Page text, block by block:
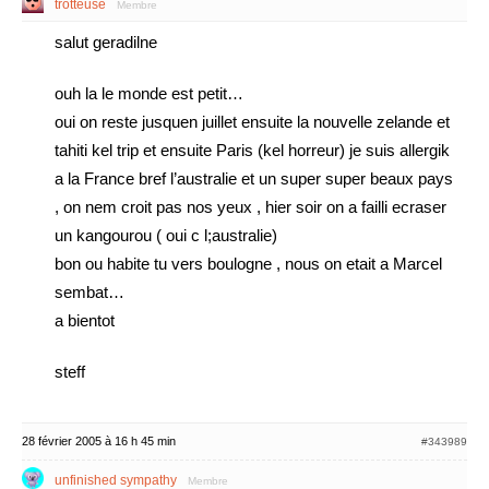
trotteuse Membre
salut geradilne
ouh la le monde est petit…
oui on reste jusquen juillet ensuite la nouvelle zelande et
tahiti kel trip et ensuite Paris (kel horreur) je suis allergik
a la France bref l’australie et un super super beaux pays
, on nem croit pas nos yeux , hier soir on a failli ecraser
un kangourou ( oui c l;australie)
bon ou habite tu vers boulogne , nous on etait a Marcel
sembat…
a bientot
steff
28 février 2005 à 16 h 45 min #343989
unfinished sympathy Membre